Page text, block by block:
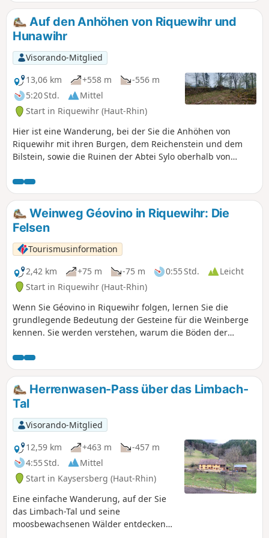
Wanderung alles zu bieten, um zu begeistern. Diese Route
eignet sich perfekt für eine Erkundung des Dorfes in
maximal zwei Stunden. Man kann sie auch mit einem
Besuch der Museen „Le Dolder“ und „Tour des Voleurs“
verbinden.
Auf den Anhöhen von Riquewihr und
Hunawihr
Visorando-Mitglied
13,06 km
+558 m
-556 m
5:20 Std.
Mittel
Start in Riquewihr (Haut-Rhin)
Hier ist eine Wanderung, bei der Sie die Anhöhen von
Riquewihr mit ihren Burgen, dem Reichenstein und dem
Bilstein, sowie die Ruinen der Abtei Sylo oberhalb von
Gelegenheit, um das Dorf Riquewihr zu besuchen und
seine Weine zu probieren.Viel Spaß beim Wandern.
Weinweg Géovino in Riquewihr: Die
Felsen
Tourismusinformation
2,42 km
+75 m -75 m 0:55 Std.
Leicht
Start in Riquewihr (Haut-Rhin)
Wenn Sie Géovino in Riquewihr folgen, lernen Sie die
grundlegende Bedeutung der Gesteine für die Weinberge
kennen. Sie werden verstehen, warum die Böden der
Beziehung zwischen Gesteinen, Böden und Reben bis hin
zu ihrem Einfluss auf das Aroma der Weine!
Herrenwasen-Pass über das Limbach-
Tal
Visorando-Mitglied
12,59 km
+463 m
-457 m
4:55 Std.
Mittel
Start in Kaysersberg (Haut-Rhin)
Eine einfache Wanderung, auf der Sie
das Limbach-Tal und seine
moosbewachsenen Wälder entdecken